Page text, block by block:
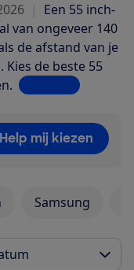
| Een 55 inch-
van ongeveer 140
de afstand van je
de beste 55
Lees meer
Help mij kiezen
Samsung